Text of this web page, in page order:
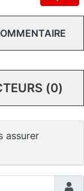
(0)
assurer